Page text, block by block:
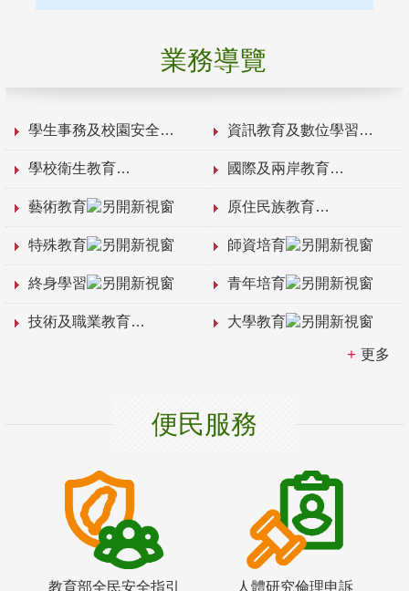
業務導覽
學生事務及校園安全 資訊教育及數位學習
學校衛生教育 國際及兩岸教育
藝術教育 原住民族教育
特殊教育 師資培育
終身學習 青年培育
技術及職業教育 大學教育
更多
便民服務
教育部全民安全指引
人體研究倫理申訴